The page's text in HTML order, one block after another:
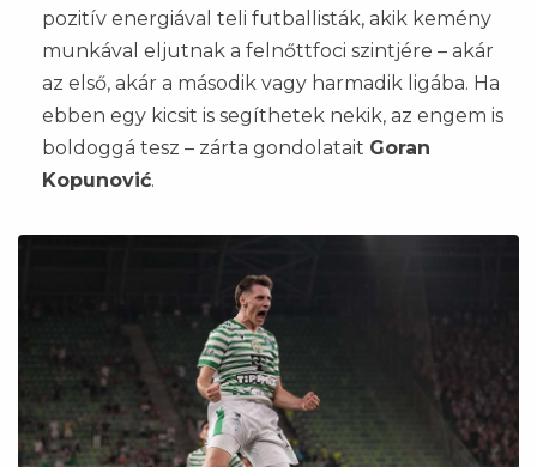
pozitív energiával teli futballisták, akik kemény
munkával eljutnak a felnőttfoci szintjére – akár
az első, akár a második vagy harmadik ligába. Ha
ebben egy kicsit is segíthetek nekik, az engem is
boldoggá tesz – zárta gondolatait Goran
Kopunović.